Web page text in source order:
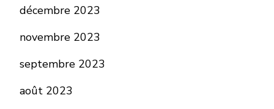
décembre 2023
novembre 2023
septembre 2023
août 2023